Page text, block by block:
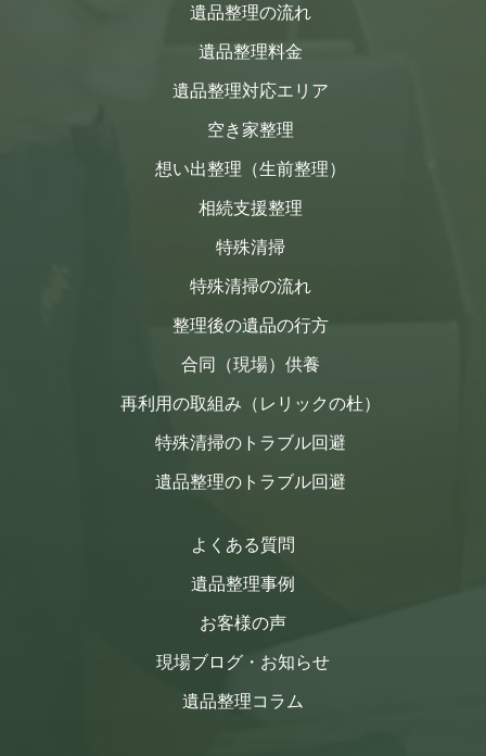
遺品整理の流れ
遺品整理料金
遺品整理対応エリア
空き家整理
想い出整理（生前整理）
相続支援整理
特殊清掃
特殊清掃の流れ
整理後の遺品の行方
合同（現場）供養
再利用の取組み（レリックの杜）
特殊清掃のトラブル回避
遺品整理のトラブル回避
よくある質問
遺品整理事例
お客様の声
現場ブログ・お知らせ
遺品整理コラム